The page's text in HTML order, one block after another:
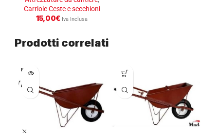
Carriole Ceste e secchioni
15,00€ Iva Inclusa
Prodotti correlati
ESAURI
TO